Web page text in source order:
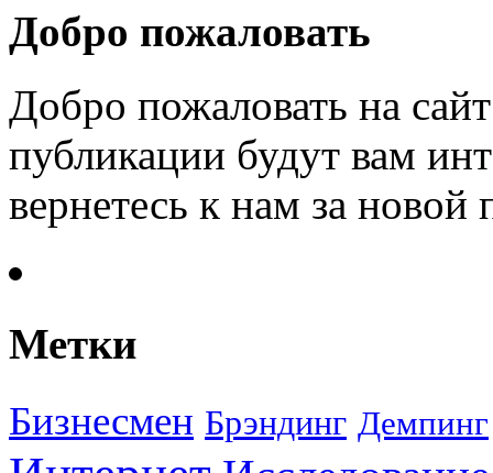
Добро пожаловать
Добро пожаловать на
публикации будут вам
вернетесь к нам за
Метки
Бизнесмен Брэндинг Демпинг